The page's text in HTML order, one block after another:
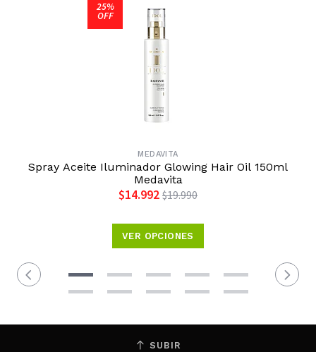
25%
OFF
MEDAVITA
Spray Aceite Iluminador Glowing Hair Oil 150ml
Medavita
$14.992 $19.990
VER OPCIONES
SUBIR